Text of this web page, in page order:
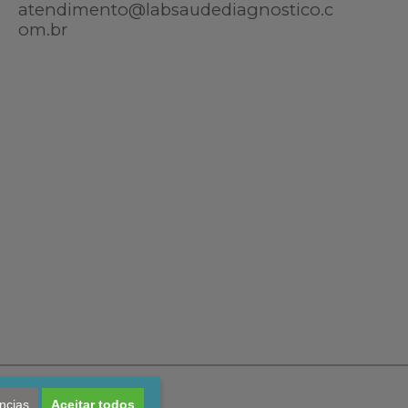
atendimento@labsaudediagnostico.c
om.br
Aceitar todos